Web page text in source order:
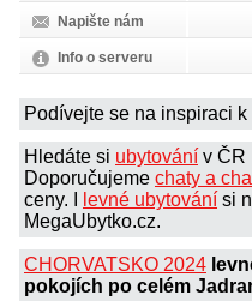
Napište nám
Info o serveru
Podívejte se na inspiraci k
Hledáte si ubytování v ČR
Doporučujeme chaty a
ceny. I
levné ubytování si
MegaUbytko.cz.
CHORVATSKO 2024
pokojích po celém